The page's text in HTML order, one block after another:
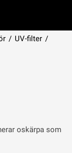
/ UV-filter /
oskärpa som